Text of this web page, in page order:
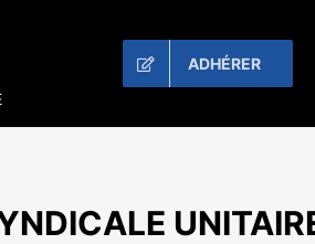
ADHÉRER